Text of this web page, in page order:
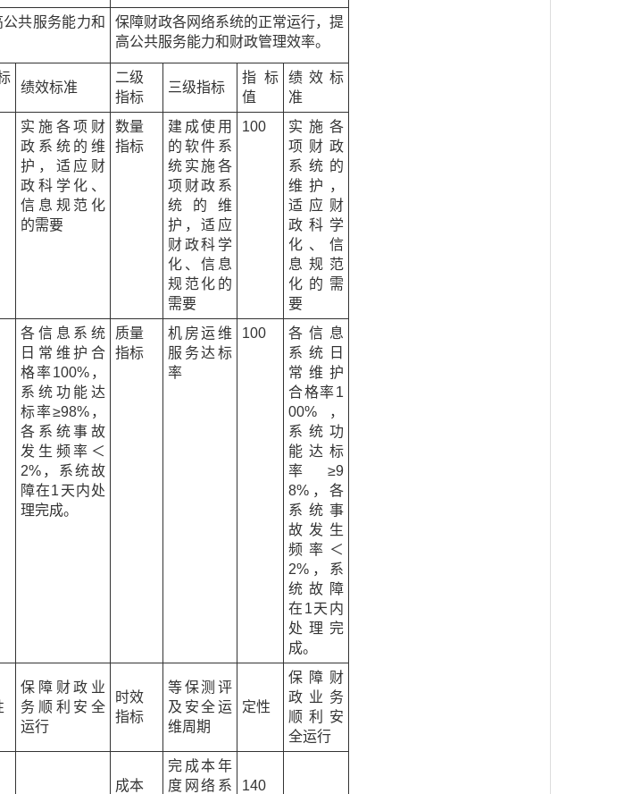
共服务能力和
保障财政各网络系统的正常运行，提
高公共服务能力和财政管理效率。
绩效标准
二级
指标
三级指标
指标
值
绩效标
准
实施各项财
政系统的维
护，适应财
政科学化、
信息规范化
的需要
数量
指标
建成使用
的软件系
统实施各
项财政系
统的维
护，适应
财政科学
化、信息
规范化的
需要
100
实施各
项财政
系统的
维护，
适应财
政科学
化、信
息规范
化的需
要
各信息系统
日常维护合
格率100%，
系统功能达
标率≥98%，
各系统事故
发生频率＜
2%，系统故
障在1天内处
理完成。
质量
指标
机房运维
服务达标
率
100
各信息
系统日
常维护
合格率1
00%，
系统功
能达标
率≥9
8%，各
系统事
故发生
频率＜
2%，系
统故障
在1天内
处理完
成。
保障财政业
务顺利安全
运行
时效
指标
等保测评
及安全运
维周期
定性
保障财
政业务
顺利安
全运行
成本
完成本年
度网络系
140